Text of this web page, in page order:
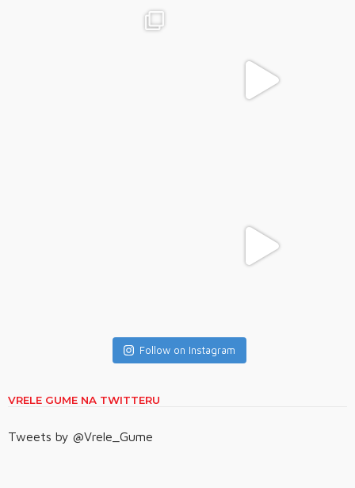
Follow on Instagram
VRELE GUME NA TWITTERU
Tweets by @Vrele_Gume